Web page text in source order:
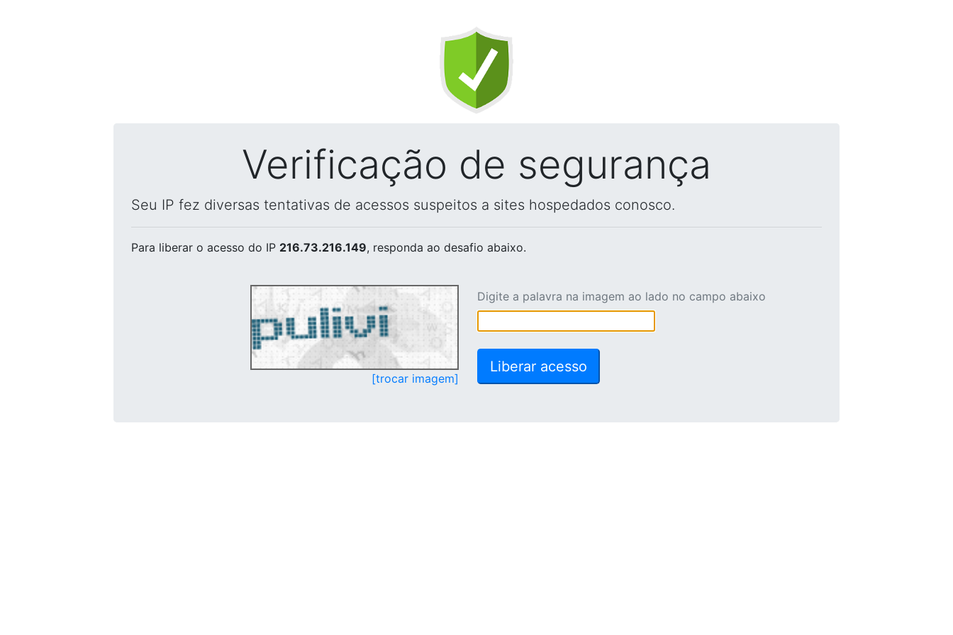
Verificação de segurança
Seu IP fez diversas tentativas de acessos suspeitos a sites hospedados conosco.
Para liberar o acesso do IP 216.73.216.149, responda ao desafio abaixo.
[trocar imagem]
Digite a palavra na imagem ao lado no campo abaixo